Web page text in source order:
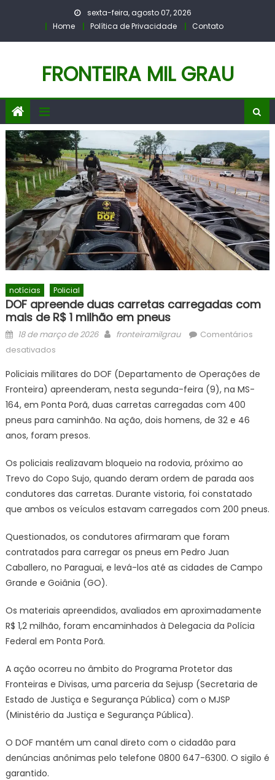
sexta-feira, agosto 07, 2026
Home
Política de Privacidade Contato
FRONTEIRA MIL GRAU
notícias Policial
DOF apreende duas carretas carregadas com
mais de R$ 1 milhão em pneus
Posted
on
18 de março de 2026 Author
fronteiramilgrau
Comentários
desativadosem
apreende
duas
carretas
carregadas
com
de
R$
milhão
pneus
Policiais militares do DOF (Departamento de Operações de
Fronteira) apreenderam, nesta segunda-feira (9), na MS-
164, em Ponta Porã, duas carretas carregadas com 400
pneus para caminhão. Na ação, dois homens, de 32 e 46
anos, foram presos.
Os policiais realizavam bloqueio na rodovia, próximo ao
Trevo do Copo Sujo, quando deram ordem de parada aos
condutores das carretas. Durante vistoria, foi constatado
que ambos os veículos estavam carregados com 200 pneus.
Questionados, os condutores afirmaram que foram
contratados para carregar os pneus em Pedro Juan
Caballero, no Paraguai, e levá-los até as cidades de Campo
Grande e Goiânia (GO).
Os materiais apreendidos, avaliados em aproximadamente
R$ 1,2 milhão, foram encaminhados à Delegacia da Polícia
Federal em Ponta Porã.
A ação ocorreu no âmbito do Programa Protetor das
Fronteiras e Divisas, uma parceria da Sejusp (Secretaria de
Estado de Justiça e Segurança Pública) com o MJSP
(Ministério da Justiça e Segurança Pública).
O DOF mantém um canal direto com o cidadão para
denúncias anônimas pelo telefone 0800 647-6300. O sigilo é
garantido.